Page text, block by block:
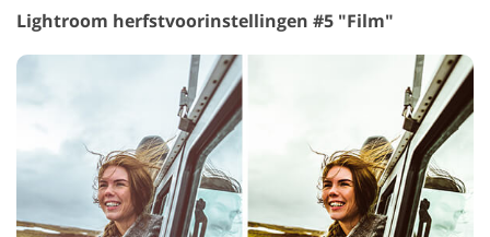
Lightroom herfstvoorinstellingen #5 "Film"